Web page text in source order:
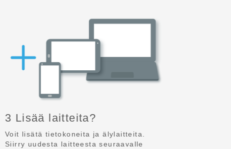
3 Lisää laitteita?
Voit lisätä tietokoneita ja älylaitteita.
Siirry uudesta laitteesta seuraavalle